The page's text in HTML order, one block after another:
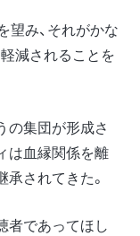
望み、それがかな
減されることを
の集団が形成さ
は血縁関係を離
されてきた。
者であってほし